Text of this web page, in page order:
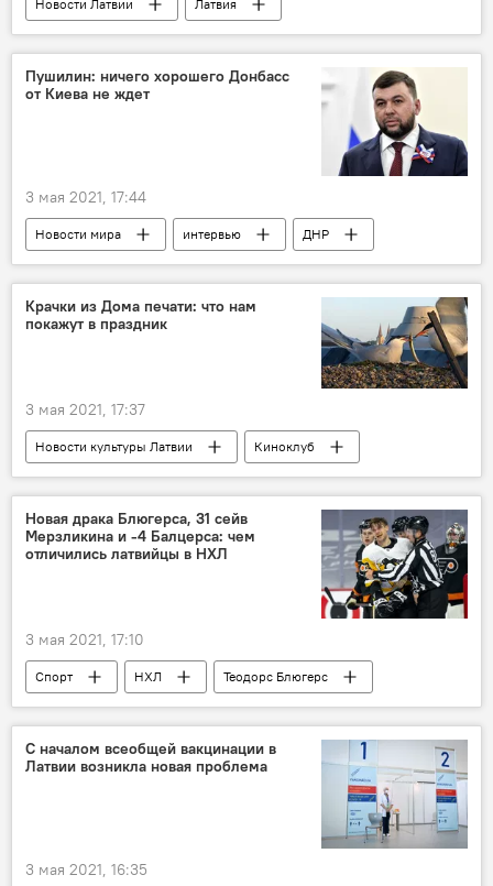
Новости Латвии
Латвия
Госполиция
нарушение ПДД
фоторадары
Пушилин: ничего хорошего Донбасс
от Киева не ждет
3 мая 2021, 17:44
Новости мира интервью
ДНР
конфликт в Донбассе
Украина
Россия
Крачки из Дома печати: что нам
покажут в праздник
3 мая 2021, 17:37
Новости культуры Латвии
Киноклуб
Латвия
фильмы
культура
Новая драка Блюгерса, 31 сейв
Мерзликина и -4 Балцерса: чем
отличились латвийцы в НХЛ
3 мая 2021, 17:10
Спорт НХЛ
Теодорс Блюгерс
Элвис Мерзликин
Рудолфс Балцерс
Латвия
С началом всеобщей вакцинации в
Латвии возникла новая проблема
3 мая 2021, 16:35